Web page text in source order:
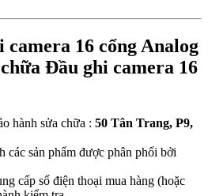
camera 16 cổng Analog
Đầu ghi camera 16
hành sửa chữa : 50 Tân Trang, P9,
các sản phẩm được phân phối bởi
cấp số điện thoại mua hàng (hoặc